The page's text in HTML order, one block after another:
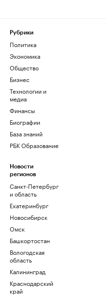
Рубрики
Политика
Экономика
Общество
Бизнес
Технологии и
медиа
Финансы
Биографии
База знаний
РБК Образование
Новости
регионов
Санкт-Петербург
и область
Екатеринбург
Новосибирск
Омск
Башкортостан
Вологодская
область
Калининград
Краснодарский
край